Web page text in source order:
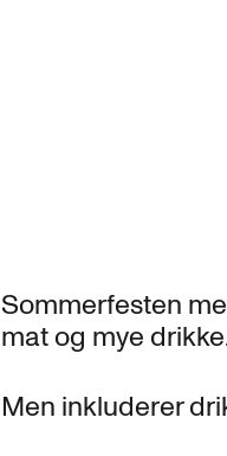
Sommerfesten
mat og mye
Men inkluderer